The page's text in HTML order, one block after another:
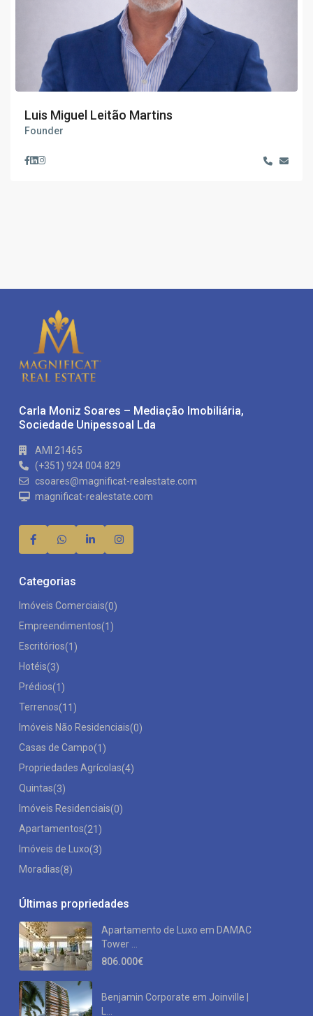
Luis Miguel Leitão Martins
Founder
Carla Moniz Soares – Mediação Imobiliária,
Sociedade Unipessoal Lda
AMI 21465
(+351) 924 004 829
csoares@magnificat-realestate.com
magnificat-realestate.com
Categorias
Imóveis Comerciais(0)
Empreendimentos(1)
Escritórios(1)
Hotéis(3)
Prédios(1)
Terrenos(11)
Imóveis Não Residenciais(0)
Casas de Campo(1)
Propriedades Agrícolas(4)
Quintas(3)
Imóveis Residenciais(0)
Apartamentos(21)
Imóveis de Luxo(3)
Moradias(8)
Últimas propriedades
Apartamento de Luxo em DAMAC
Tower ...
806.000€
Benjamin Corporate em Joinville |
L...